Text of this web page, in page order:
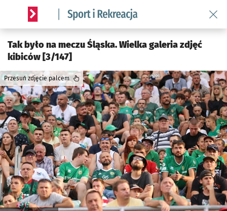
Serwis informacyjny wroclaw.pl podserwis: Sport i rekreacja
Tak było na meczu Śląska. Wielka galeria zdjęć
kibiców [3/147]
Przesuń zdjęcie palcem